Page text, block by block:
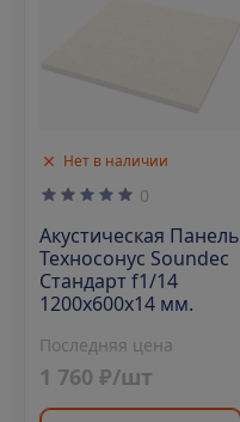
Нет в наличии
0
Акустическая Панель
Техносонус Soundec
Стандарт f1/14
1200х600х14 мм.
Последняя цена
1 760 ₽/шт